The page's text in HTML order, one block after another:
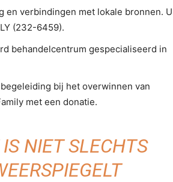
en verbindingen met lokale bronnen. U
(232-6459).
behandelcentrum gespecialiseerd in
bij het overwinnen van
met een donatie.
NIET SLECHTS